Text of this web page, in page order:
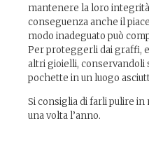
mantenere la loro
conseguenza anche il
modo inadeguato può
Per proteggerli dai graffi,
altri gioielli,
pochette in un luogo
Si consiglia di farli pulire
una volta l’anno.